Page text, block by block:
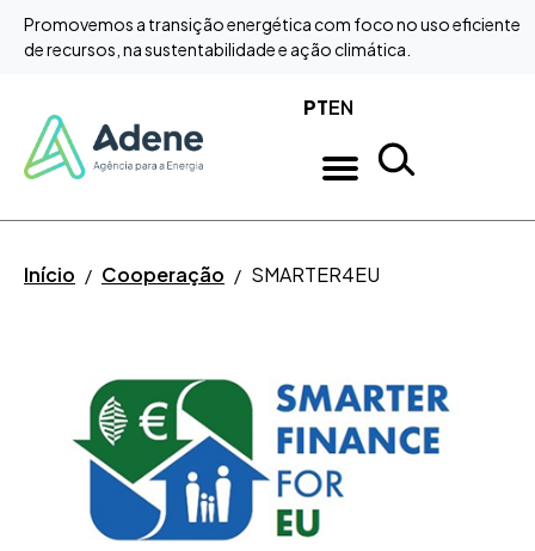
Saltar para o conteúdo
Promovemos a transição energética com foco no uso eficiente
de recursos, na sustentabilidade e ação climática.
PTEN
Início Cooperação SMARTER4EU